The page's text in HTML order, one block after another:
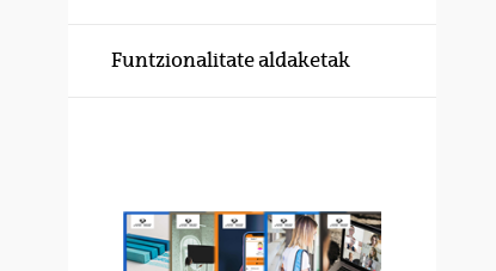
Funtzionalitate aldaketak